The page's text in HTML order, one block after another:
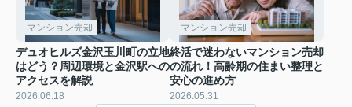
マンション売却
デュオヒルズ金沢玉川町の立地
はどう？周辺環境と金沢駅への
アクセスを解説
2026.06.18
マンション売却
終活で迷わないマンション売却
の流れ！高齢期の住まい整理と
安心の進め方
2026.05.31